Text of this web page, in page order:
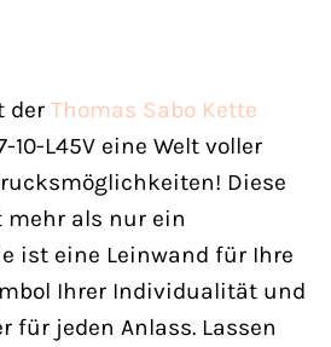
der Thomas Sabo Kette
10-L45V eine Welt voller
Diese
als nur ein
ist eine Leinwand für Ihre
Ihrer Individualität und
für jeden Anlass. Lassen